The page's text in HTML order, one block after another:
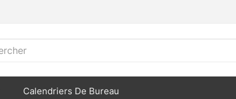
Calendriers De Bureau